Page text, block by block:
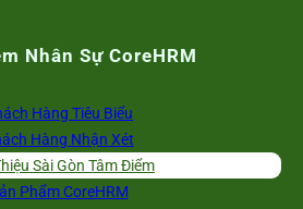
Nhân Sự CoreHRM
Hàng Tiêu Biểu
Hàng Nhận Xét
Sài Gòn Tâm Điểm
Phẩm CoreHRM